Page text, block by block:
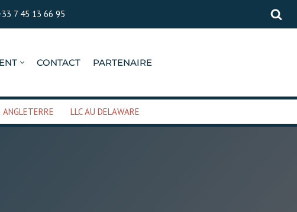
7 45 13 66 95
CONTACT PARTENAIRE
ANGLETERRE LLC AU DELAWARE